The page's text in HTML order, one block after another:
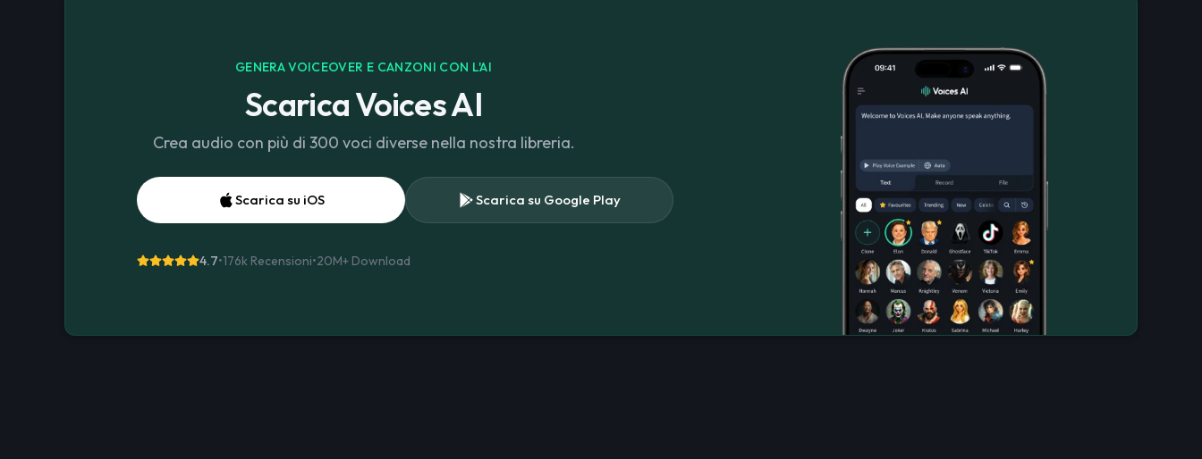
GENERA VOICEOVER E CANZONI CON L'AI
Scarica Voices AI
Crea audio con più di 300 voci diverse nella nostra libreria.
Scarica su iOS Scarica su Google Play
4.7•176k Recensioni•20M+ Download